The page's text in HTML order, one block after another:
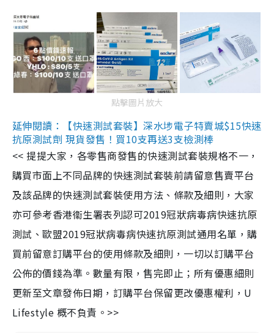
點擊圖片放大
延伸閱讀：【快速測試套裝】深水埗電子特賣城$15快速
抗原測試劑 現貨發售！買10支再送3支檢測棒
<< 提提大家，各零售商發售的快速測試套裝規格不一，
購買市面上不同品牌的快速測試套裝前請留意售賣平台
及該品牌的快速測試套裝使用方法、條款及細則，大家
亦可參考香港衞生署表列認可2019冠狀病毒病快速抗原
測試、歐盟2019冠狀病毒病快速抗原測試通用名單，購
買前留意訂購平台的使用條款及細則，一切以訂購平台
公佈的價錢為準。數量有限，售完即止；所有優惠細則
更新至文章發佈日期，訂購平台保留更改優惠權利，U
Lifestyle 概不負責。>>